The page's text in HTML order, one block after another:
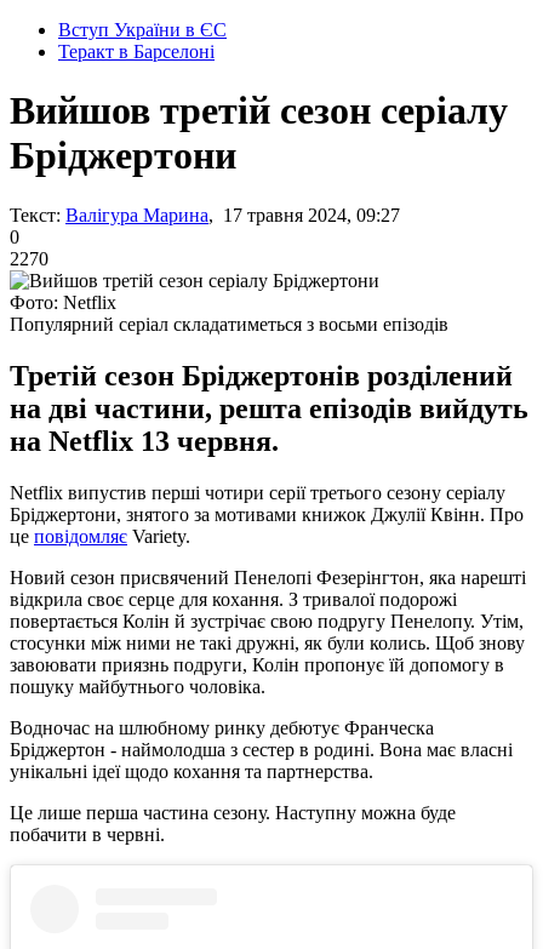
Вступ України в ЄС
Теракт в Барселоні
Вийшов третій сезон серіалу
Бріджертони
Текст: Валігура Марина, 17 травня 2024, 09:27
0
2270
Фото: Netflix
Популярний серіал складатиметься з восьми епізодів
Третій сезон Бріджертонів розділений
на дві частини, решта епізодів вийдуть
на Netflix 13 червня.
Netflix випустив перші чотири серії третього сезону серіалу
Бріджертони, знятого за мотивами книжок Джулії Квінн. Про
це повідомляє Variety.
Новий сезон присвячений Пенелопі Фезерінгтон, яка нарешті
відкрила своє серце для кохання. З тривалої подорожі
повертається Колін й зустрічає свою подругу Пенелопу. Утім,
стосунки між ними не такі дружні, як були колись. Щоб знову
завоювати приязнь подруги, Колін пропонує їй допомогу в
пошуку майбутнього чоловіка.
Водночас на шлюбному ринку дебютує Франческа
Бріджертон - наймолодша з сестер в родині. Вона має власні
унікальні ідеї щодо кохання та партнерства.
Це лише перша частина сезону. Наступну можна буде
побачити в червні.